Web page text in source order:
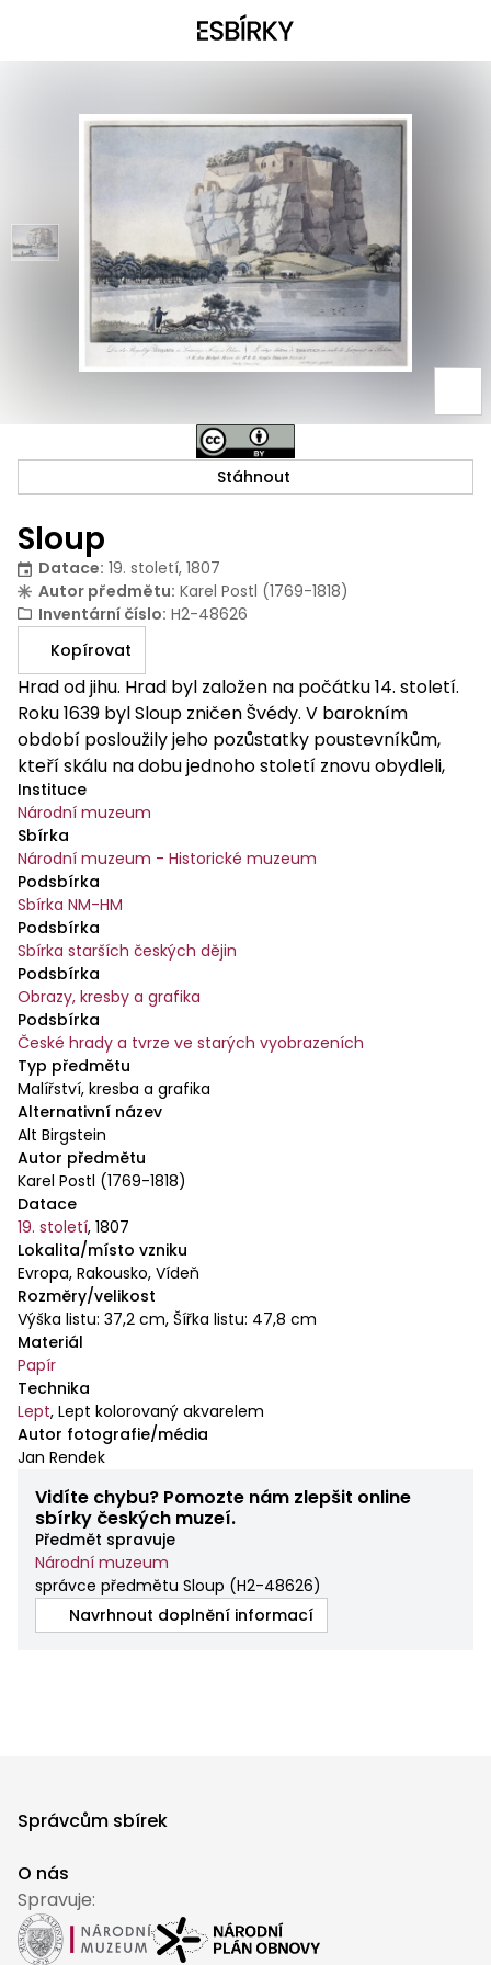
Sloup
Datace: 19. století, 1807
Autor předmětu: Karel Postl (1769-1818)
Inventární číslo: H2-48626
Kopírovat
Hrad od jihu. Hrad byl založen na počátku 14. století.
Roku 1639 byl Sloup zničen Švédy. V barokním
období posloužily jeho pozůstatky poustevníkům,
kteří skálu na dobu jednoho století znovu obydleli,
dokud jejich poustevnu nezrušil roku 1785 císař Josef
II.
Instituce
Národní muzeum
Sbírka
Národní muzeum - Historické muzeum
Podsbírka
Sbírka NM-HM
Podsbírka
Sbírka starších českých dějin
Podsbírka
Obrazy, kresby a grafika
Podsbírka
České hrady a tvrze ve starých vyobrazeních
Typ předmětu
Malířství, kresba a grafika
Alternativní název
Alt Birgstein
Autor předmětu
Karel Postl (1769-1818)
Datace
19. století, 1807
Lokalita/místo vzniku
Evropa, Rakousko, Vídeň
Rozměry/velikost
Výška listu: 37,2 cm, Šířka listu: 47,8 cm
Materiál
Papír
Technika
Lept, Lept kolorovaný akvarelem
Autor fotografie/média
Jan Rendek
Vidíte chybu? Pomozte nám zlepšit online
sbírky českých muzeí.
Předmět spravuje
Národní muzeum
správce předmětu Sloup (H2-48626)
Navrhnout doplnění informací
Stáhnout
Správcům sbírek
O nás
Spravuje: